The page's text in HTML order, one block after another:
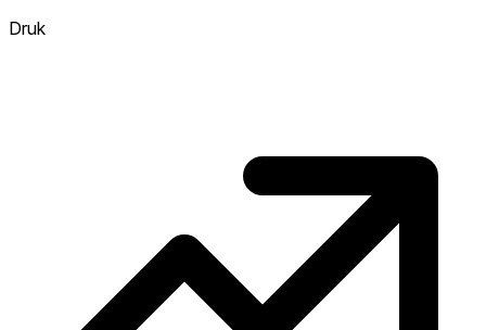
verkopen, hoe heter. Heet? Verwacht
Druk